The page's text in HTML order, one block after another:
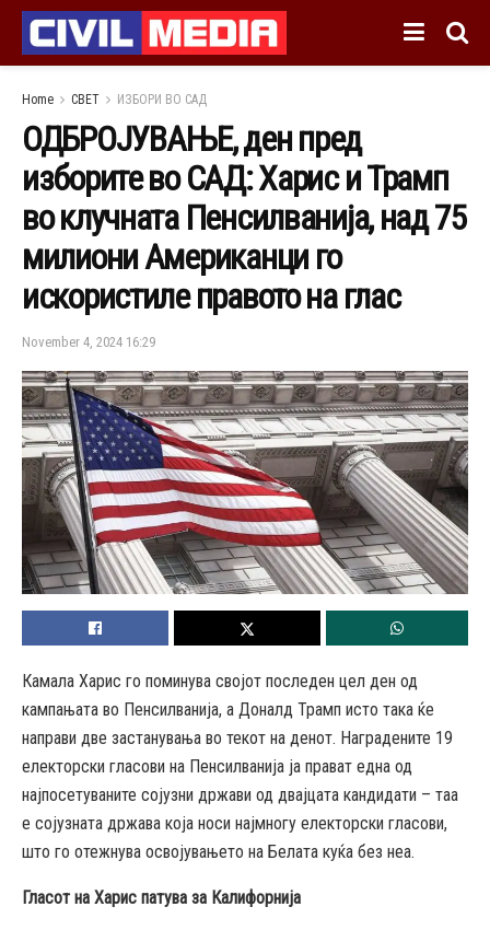
Home СВЕТ ИЗБОРИ ВО САД
ОДБРОЈУВАЊЕ, ден пред
изборите во САД: Харис и Трамп
во клучната Пенсилванија, над 75
милиони Американци го
искористиле правото на глас
November 4, 2024 16:29
Камала Харис го поминува својот последен цел ден од
кампањата во Пенсилванија, а Доналд Трамп исто така ќе
направи две застанувања во текот на денот. Наградените 19
електорски гласови на Пенсилванија ја прават една од
најпосетуваните сојузни држави од двајцата кандидати – таа
е сојузната држава која носи најмногу електорски гласови,
што го отежнува освојувањето на Белата куќа без неа.
Гласот на Харис патува за Калифорнија